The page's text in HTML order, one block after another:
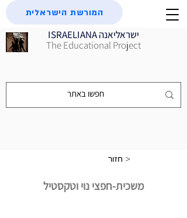
ISRAELIANA ישראליאנה
The Educational Project
המורשת הישראלית
חזור >
משכית-חפצי נוי וטקסטיל